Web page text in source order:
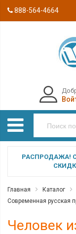
888-564-4664
РАСПРОДАЖА!
Главная Каталог
Современная русская
Человек